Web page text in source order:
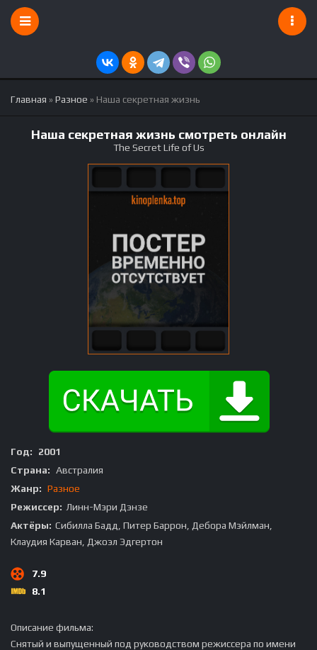
Главная »Разное » Наша секретная жизнь
Наша секретная жизнь смотреть онлайн
The Secret Life of Us
Год:
2001
Страна: Австралия
Жанр: Разное
Режиссер: Линн-Мэри Дэнзе
Актёры: Сибилла Бадд, Питер Баррон, Дебора Мэйлман,
Клаудия Карван, Джоэл Эдгертон
7.9
8.1
Описание фильма:
Снятый и выпущенный под руководством режиссера по имени